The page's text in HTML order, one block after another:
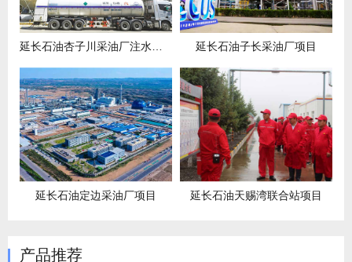
延长石油子长采油厂项目
延长石油定边采油厂项目 延长石油天赐湾联合站项目
产品推荐